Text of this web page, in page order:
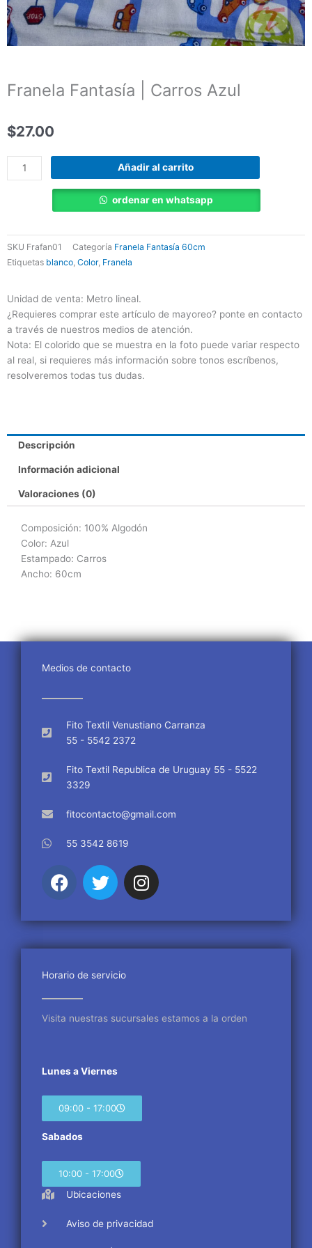
Franela Fantasía | Carros Azul
$27.00
Franela
Fantasía
Añadir al carrito
ordenar en whatsapp
SKU Frafan01 Categoría Franela Fantasía 60cm
Etiquetas blanco, Color, Franela
Unidad de venta: Metro lineal.
¿Requieres comprar este artículo de mayoreo? ponte en contacto
a través de nuestros medios de atención.
Nota: El colorido que se muestra en la foto puede variar respecto
al real, si requieres más información sobre tonos escríbenos,
resolveremos todas tus dudas.
Descripción
Información adicional
Valoraciones (0)
Composición: 100% Algodón
Color: Azul
Estampado: Carros
Ancho: 60cm
Medios de contacto
Fito Textil Venustiano Carranza
55 - 5542 2372
Fito Textil Republica de Uruguay 55 - 5522
3329
fitocontacto@gmail.com
55 3542 8619
F
a
e
b
o
k
T
w
t
t
r
I
n
t
a
m
Horario de servicio
Visita nuestras sucursales estamos a la orden
Lunes a Viernes
09:00 - 17:00
Sabados
10:00 - 17:00
Ubicaciones
Aviso de privacidad